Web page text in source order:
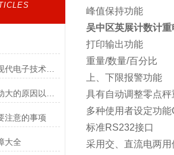
不锈钢电子地磅结合了现代电子技术和高质量不锈钢材料的优点
注意的事项
大全
峰值保持功能
吴中区英展计数计重
打印输出功能
重量/数量/百分比
上、下限报警功能
具有自动调整零点
多种使用者设定功
标准RS232接口
采用交、直流电两